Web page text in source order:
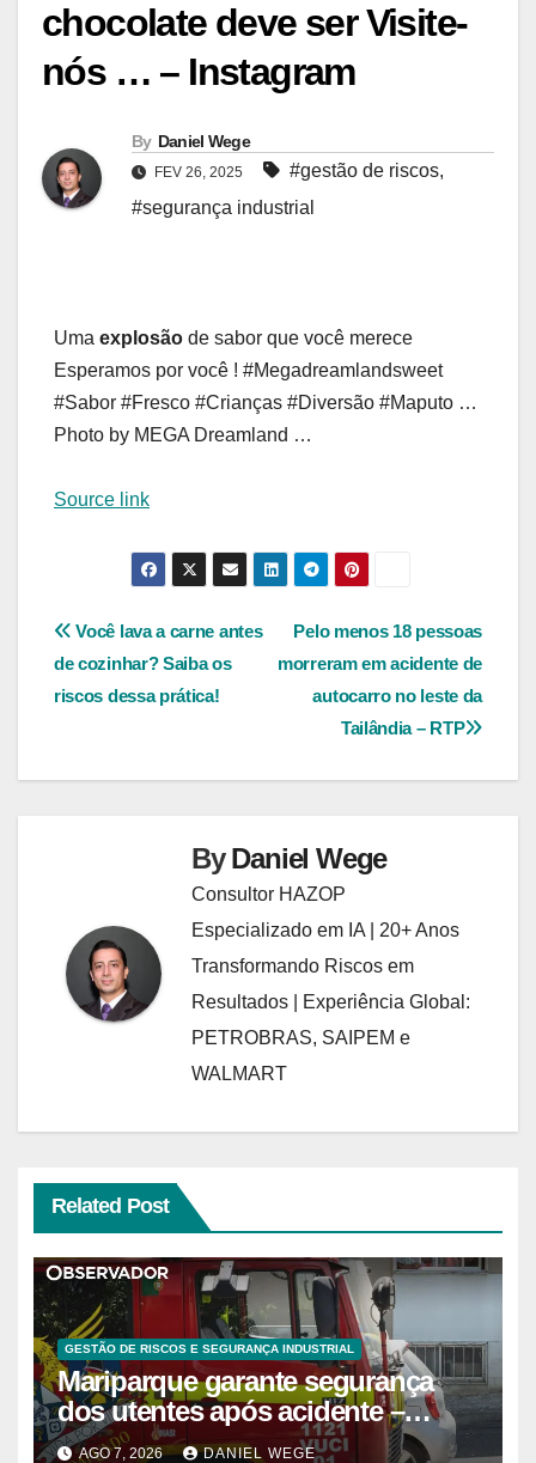
chocolate deve ser Visite-
nós … – Instagram
By Daniel Wege
FEV 26, 2025 #gestão de riscos,
#segurança industrial
Uma explosão de sabor que você merece
Esperamos por você ! #Megadreamlandsweet
#Sabor #Fresco #Crianças #Diversão #Maputo …
Photo by MEGA Dreamland …
Source link
Navegação
de
Pelo menos 18 pessoas
morreram em acidente de
autocarro no leste da
Tailândia – RTP
Você lava a carne antes
de cozinhar? Saiba os
riscos dessa prática!
ByDaniel Wege
Consultor HAZOP
Especializado em IA | 20+ Anos
Transformando Riscos em
Resultados | Experiência Global:
PETROBRAS, SAIPEM e
WALMART
Related Post
GESTÃO DE RISCOS E SEGURANÇA INDUSTRIAL
Mariparque garante segurança
dos utentes após acidente –
Observador
AGO 7, 2026 DANIEL WEGE